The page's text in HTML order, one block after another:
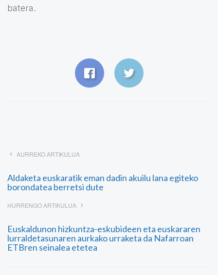
batera.
AURREKO ARTIKULUA
Aldaketa euskaratik eman dadin akuilu lana egiteko
borondatea berretsi dute
HURRENGO ARTIKULUA
Euskaldunon hizkuntza-eskubideen eta euskararen
lurraldetasunaren aurkako urraketa da Nafarroan
ETBren seinalea etetea